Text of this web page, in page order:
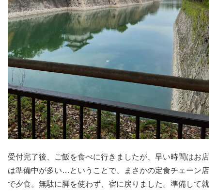
受付完了後、ご飯を食べに行きましたが、早い時間はお店
は準備中が多い…ということで、まさかの定食チェーン店
で夕食。無駄に脚を使わず、宿に戻りました。準備して就